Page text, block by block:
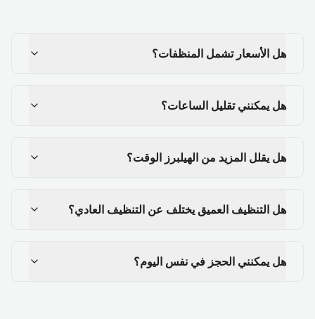
هل الأسعار تشمل المنظفات؟
هل يمكنني تقليل الساعات؟
هل يقلل المزيد من الهيلبرز الوقت؟
هل التنظيف العميق يختلف عن التنظيف العادي؟
هل يمكنني الحجز في نفس اليوم؟